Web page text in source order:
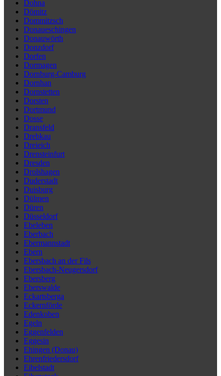
Dohna
Dömitz
Dommitzsch
Donaueschingen
Donauwörth
Donzdorf
Dorfen
Dormagen
Dornburg-Camburg
Dornhan
Dornstetten
Dorsten
Dortmund
Dosse
Dransfeld
Drebkau
Dreieich
Drensteinfurt
Dresden
Drolshagen
Duderstadt
Duisburg
Dülmen
Düren
Düsseldorf
Ebeleben
Eberbach
Ebermannstadt
Ebern
Ebersbach an der Fils
Ebersbach-Neugersdorf
Ebersberg
Eberswalde
Eckartsberga
Eckernförde
Edenkoben
Egeln
Eggenfelden
Eggesin
Ehingen (Donau)
Ehrenfriedersdorf
Eibelstadt